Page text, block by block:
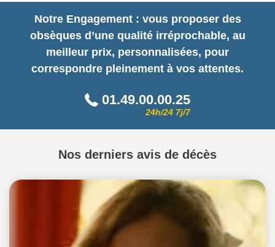
Notre Engagement : vous proposer des
obsèques d’une qualité irréprochable, au
meilleur prix, personnalisées, pour
correspondre pleinement à vos attentes.
01.49.00.00.25
24h/24 7j/7
Nos derniers avis de décès